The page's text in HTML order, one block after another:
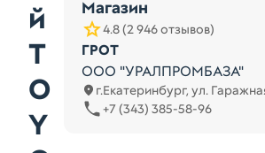
й
T
O
Y
Магазин
4.8 (2 946 отзывов)
ГРОТ
ООО "УРАЛПРОМБАЗА"
г.Екатеринбург, ул.
+7 (343) 385-58-96